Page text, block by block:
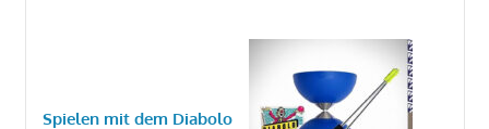
Spielen mit dem Diabolo